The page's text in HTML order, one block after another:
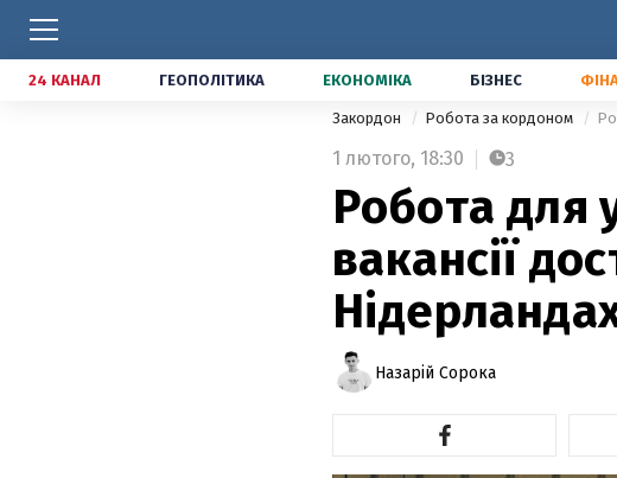
24 КАНАЛ ГЕОПОЛІТИКА ЕКОНОМІКА БІЗНЕС
Закордон Робота за кордоном
1 лютого, 18:30 3
Робота для
вакансії
Назарій Сорока